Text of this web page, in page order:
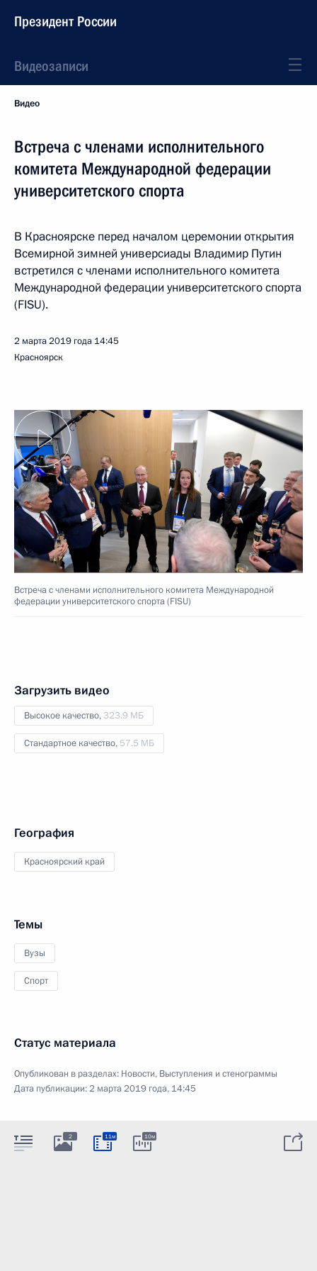
Президент России
Видеозаписи
Видео
Встреча с членами исполнительного
комитета Международной федерации
университетского спорта
В Красноярске перед началом церемонии открытия
Всемирной зимней универсиады Владимир Путин
встретился с членами исполнительного комитета
Международной федерации университетского спорта
(FISU).
2 марта 2019 года 14:45
Красноярск
Встреча с членами исполнительного комитета Международной
федерации университетского спорта (FISU)
Загрузить видео
Высокое качество, 323.9 МБ
Стандартное качество, 57.5 МБ
География
Красноярский край
Темы
Вузы
Спорт
Статус материала
Опубликован в разделах: Новости, Выступления и стенограммы
Дата публикации:2 марта 2019 года, 14:45
2 11м 10м